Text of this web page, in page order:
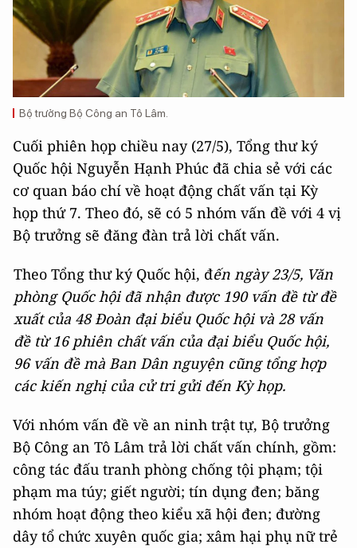
Bộ trưởng Bộ Công an Tô Lâm.
Cuối phiên họp chiều nay (27/5), Tổng thư ký
Quốc hội Nguyễn Hạnh Phúc đã chia sẻ với các
cơ quan báo chí về hoạt động chất vấn tại Kỳ
họp thứ 7. Theo đó, sẽ có 5 nhóm vấn đề với 4 vị
Bộ trưởng sẽ đăng đàn trả lời chất vấn.
Theo Tổng thư ký Quốc hội, đến ngày 23/5, Văn
phòng Quốc hội đã nhận được 190 vấn đề từ đề
xuất của 48 Đoàn đại biểu Quốc hội và 28 vấn
đề từ 16 phiên chất vấn của đại biểu Quốc hội,
96 vấn đề mà Ban Dân nguyện cũng tổng hợp
các kiến nghị của cử tri gửi đến Kỳ họp.
Với nhóm vấn đề về an ninh trật tự, Bộ trưởng
Bộ Công an Tô Lâm trả lời chất vấn chính, gồm:
công tác đấu tranh phòng chống tội phạm; tội
phạm ma túy; giết người; tín dụng đen; băng
nhóm hoạt động theo kiểu xã hội đen; đường
dây tổ chức xuyên quốc gia; xâm hại phụ nữ trẻ